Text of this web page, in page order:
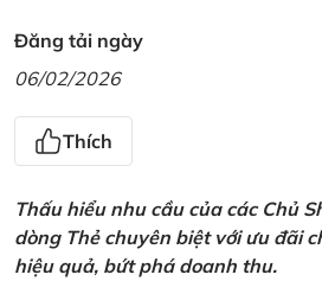
Đăng tải ngày
06/02/2026
Thích
Thấu hiểu nhu cầu của các Chủ
dòng Thẻ chuyên biệt với ưu đãi
hiệu quả, bứt phá doanh thu.